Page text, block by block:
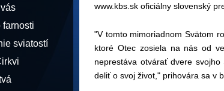
farnosti
sviatostí
www.kbs.sk oficiálny slovenský
"V tomto mimoriadnom Svätom
ktoré Otec zosiela na nás od
neprestáva otvárať dvere
deliť o svoj život," prihovára sa v